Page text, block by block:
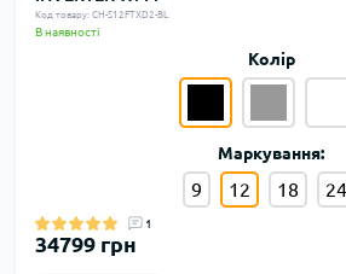
Код товару: CH-S12FTXD2-BL
В наявності
Колір
Маркування:
9 12 18 24
1
34799 грн